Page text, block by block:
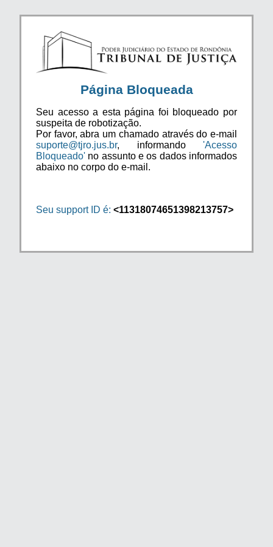
Página Bloqueada
Seu acesso a esta página foi bloqueado por
suspeita de robotização.
Por favor, abra um chamado através do e-mail
suporte@tjro.jus.br, informando 'Acesso
Bloqueado' no assunto e os dados informados
abaixo no corpo do e-mail.
Seu support ID é: <11318074651398213757>